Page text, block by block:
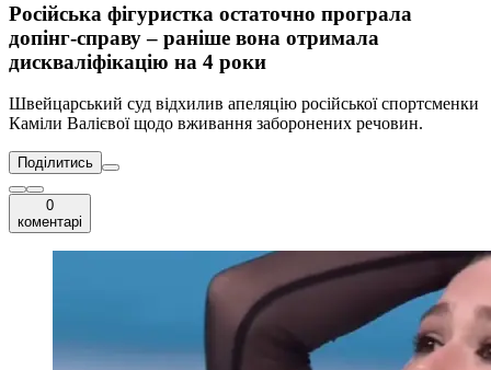
Російська фігуристка остаточно програла
допінг-справу – раніше вона отримала
дискваліфікацію на 4 роки
Швейцарський суд відхилив апеляцію російської спортсменки
Каміли Валієвої щодо вживання заборонених речовин.
Поділитись
0
коментарі